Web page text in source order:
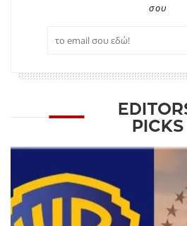
σου
PICKS